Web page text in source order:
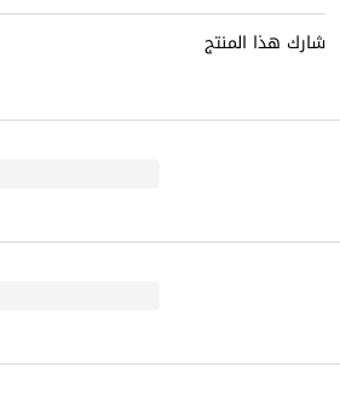
شارك هذا المنتج